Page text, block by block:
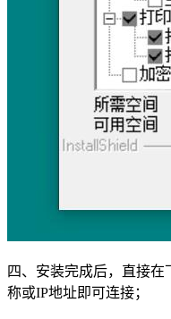
四、安装完成后，直接
称或IP地址即可连接；